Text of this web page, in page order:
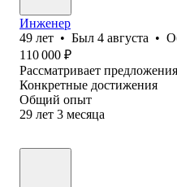
Инженер
49 лет • Был 4 августа •
110 000 ₽
Рассматривает предложения
Конкретные достижения
Общий опыт
29 лет 3 месяца